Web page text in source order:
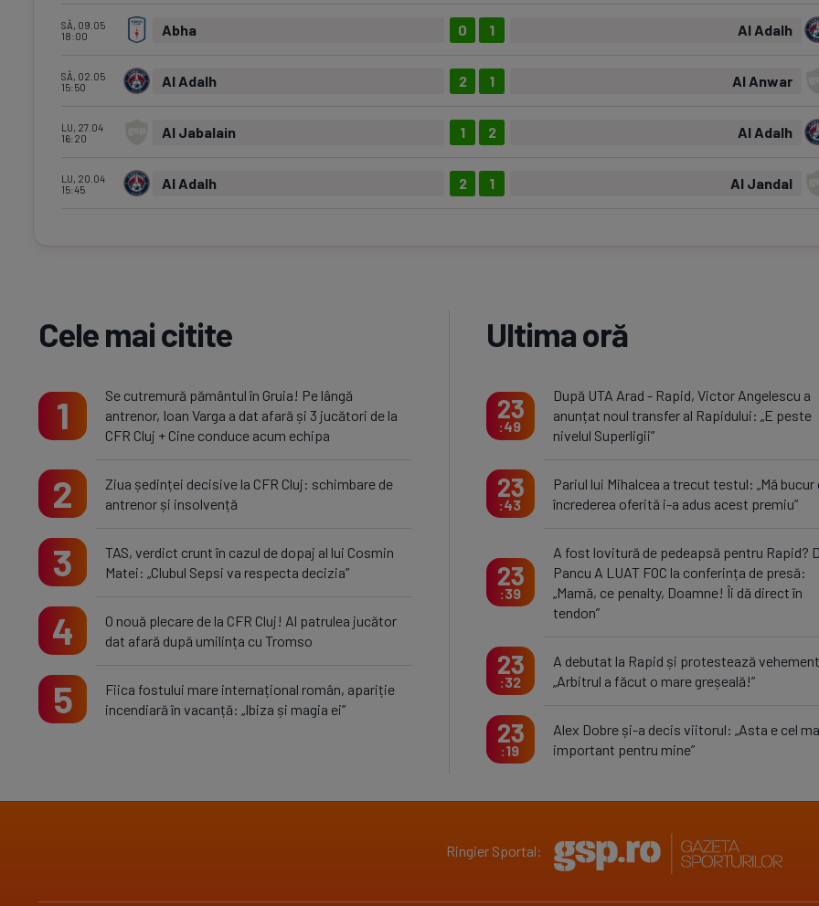
SÂ, 09.05
18:00
Abha 0 Al Adalh
1
SÂ, 02.05
15:50
Al Adalh 2 Al Anwar
1
LU, 27.04
16:20
Al Jabalain 1 Al Adalh
2
LU, 20.04
15:45
Al Adalh 2 Al Jandal
1
Cele mai citite
1
Se cutremură pământul în Gruia! Pe lângă
antrenor, Ioan Varga a dat afară și 3 jucători de la
CFR Cluj + Cine conduce acum echipa
2
Ziua ședinței decisive la CFR Cluj: schimbare de
antrenor și insolvență
3
TAS, verdict crunt în cazul de dopaj al lui Cosmin
Matei: „Clubul Sepsi va respecta decizia”
4
O nouă plecare de la CFR Cluj! Al patrulea jucător
dat afară după umilința cu Tromso
5
Fiica fostului mare internațional român, apariție
incendiară în vacanță: „Ibiza și magia ei”
Ultima oră
23
49
După UTA Arad - Rapid, Victor Angelescu a
anunțat noul transfer al Rapidului: „E peste
nivelul Superligii”
23
43
Pariul lui Mihalcea a trecut testul: „Mă bucur
încrederea oferită i-a adus acest premiu”
23
39
A fost lovitură de pedeapsă pentru Rapid?
Pancu A LUAT FOC la conferința de presă:
„Mamă, ce penalty, Doamne! Îi dă direct în
tendon”
23
32
A debutat la Rapid și protestează
„Arbitrul a făcut o mare greșeală!”
23
19
Alex Dobre și-a decis viitorul: „Asta e cel
important pentru mine”
Ringier Sportal: